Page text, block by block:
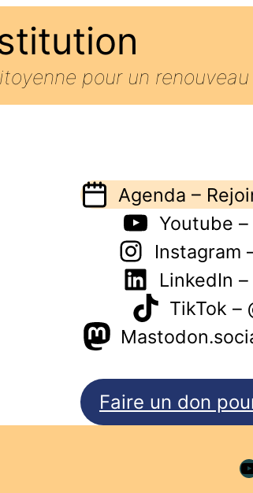
pour un
Agenda –
Youtube
Instagram
LinkedIn
TikTok –
Faire un don